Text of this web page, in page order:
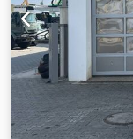
Komatsu PC240,
интегрированным
идеальным
земляных работ.
модель: Engcon
машина: Komatsu
весовой